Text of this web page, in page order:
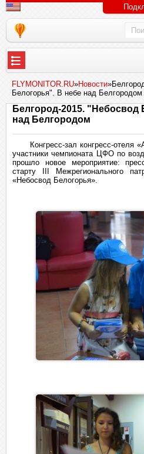
FLYMONITOR.RU»Новости
Белогорья". В небе над Белгородом
Белгород-2015. "Небосвод
над Белгородом
Конгресс-зал конгресс-отеля
участники чемпионата ЦФО по
прошло новое мероприятие:
старту
Межрегионального
«Небосвод Белогорья».